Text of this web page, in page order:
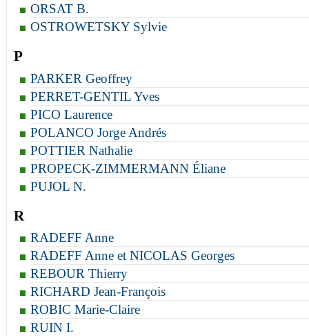
ORSAT B.
OSTROWETSKY Sylvie
P
PARKER Geoffrey
PERRET-GENTIL Yves
PICO Laurence
POLANCO Jorge Andrés
POTTIER Nathalie
PROPECK-ZIMMERMANN Éliane
PUJOL N.
R
RADEFF Anne
RADEFF Anne et NICOLAS Georges
REBOUR Thierry
RICHARD Jean-François
ROBIC Marie-Claire
RUIN I.